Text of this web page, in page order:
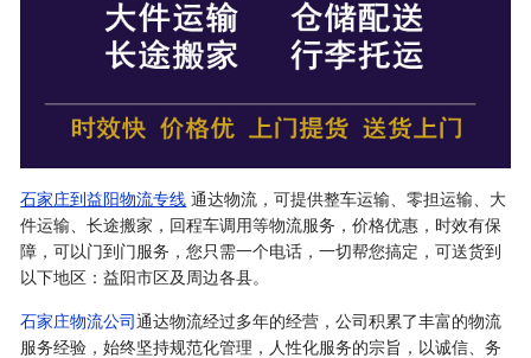
石家庄到益阳物流专线 通达物流，可提供整车运输、零担运输、大
件运输、长途搬家，回程车调用等物流服务，价格优惠，时效有保
障，可以门到门服务，您只需一个电话，一切帮您搞定，可送货到
以下地区：益阳市区及周边各县。
石家庄物流公司通达物流经过多年的经营，公司积累了丰富的物流
服务经验，始终坚持规范化管理，人性化服务的宗旨，以诚信、务